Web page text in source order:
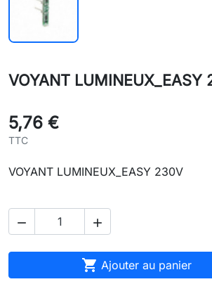
VOYANT LUMINEUX_EASY
5,76 €
TTC
VOYANT LUMINEUX_EASY 230V
 
 Ajouter au panier